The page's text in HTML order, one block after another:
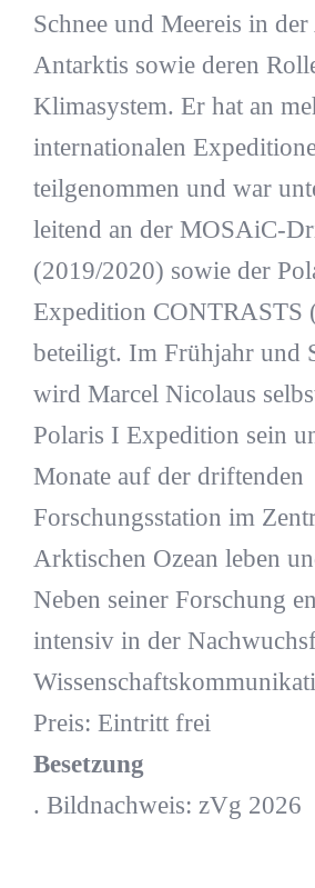
Schnee und Meereis in
Antarktis sowie deren
Klimasystem. Er hat an
internationalen
teilgenommen und war
leitend an der MOSAiC-
(2019/2020) sowie der
Expedition CONTRASTS
beteiligt. Im Frühjahr und
wird Marcel Nicolaus
Polaris I Expedition sein
Monate auf der driftenden
Forschungsstation im
Arktischen Ozean leben
Neben seiner Forschung
intensiv in der
Preis: Eintritt frei
Besetzung
. Bildnachweis: zVg 2026